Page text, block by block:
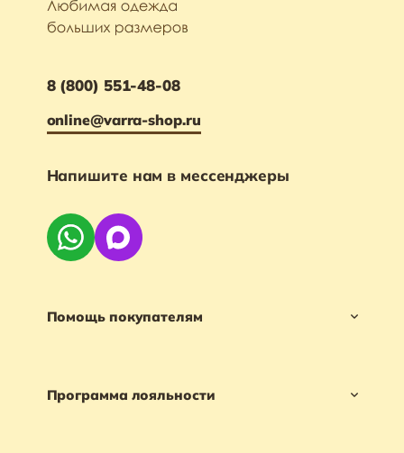
8 (800) 551-48-08
online@varra-shop.ru
Напишите нам в мессенджеры
Помощь покупателям
Программа лояльности